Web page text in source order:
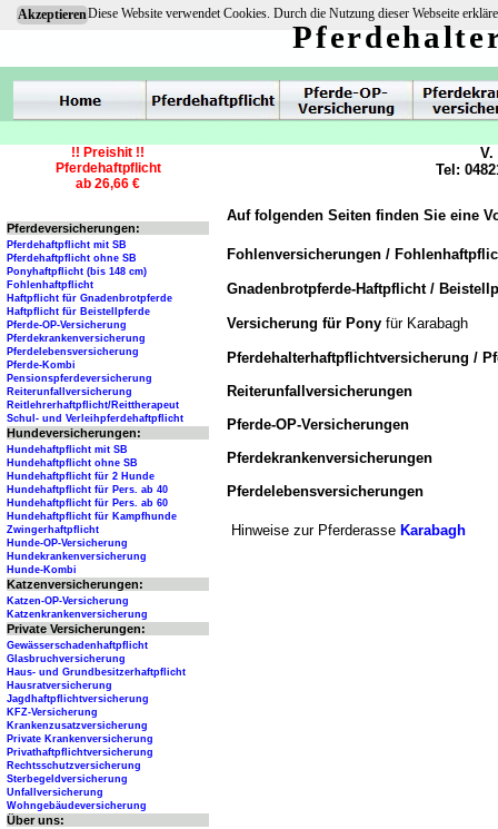
AkzeptierenDiese Website verwendet Cookies. Durch die Nutzung dieser Webseite
Auf folgenden Seiten finden Sie eine
Fohlenversicherungen /
Gnadenbrotpferde-Haftpflicht /
Versicherung für Pony für Karabagh
Pferdehalterhaftpflichtversicherung /
Reiterunfallversicherungen
Pferde-OP-Versicherungen
Pferdekrankenversicherungen
Pferdelebensversicherungen
Hinweise zur Pferderasse Karabagh
V.
Tel:
!! Preishit !!
Pferdehaftpflicht
ab 26,66 €
Pferdeversicherungen:
Pferdehaftpflicht mit SB
Pferdehaftpflicht ohne SB
Ponyhaftpflicht (bis 148 cm)
Fohlenhaftpflicht
Haftpflicht für Gnadenbrotpferde
Haftpflicht für Beistellpferde
Pferde-OP-Versicherung
Pferdekrankenversicherung
Pferdelebensversicherung
Pferde-Kombi
Pensionspferdeversicherung
Reiterunfallversicherung
Reitlehrerhaftpflicht/Reittherapeut
Schul- und Verleihpferdehaftpflicht
Hundeversicherungen:
Hundehaftpflicht mit SB
Hundehaftpflicht ohne SB
Hundehaftpflicht für 2 Hunde
Hundehaftpflicht für Pers. ab 40
Hundehaftpflicht für Pers. ab 60
Hundehaftpflicht für Kampfhunde
Zwingerhaftpflicht
Hunde-OP-Versicherung
Hundekrankenversicherung
Hunde-Kombi
Katzenversicherungen:
Katzen-OP-Versicherung
Katzenkrankenversicherung
Private Versicherungen:
Gewässerschadenhaftpflicht
Glasbruchversicherung
Haus- und Grundbesitzerhaftpflicht
Hausratversicherung
Jagdhaftpflichtversicherung
KFZ-Versicherung
Krankenzusatzversicherung
Private Krankenversicherung
Privathaftpflichtversicherung
Rechtsschutzversicherung
Sterbegeldversicherung
Unfallversicherung
Wohngebäudeversicherung
Über uns: